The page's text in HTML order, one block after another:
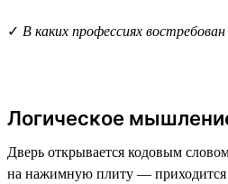
✓ В каких профессиях
Логическое
Дверь открывается кодовым
на нажимную плиту — приходится